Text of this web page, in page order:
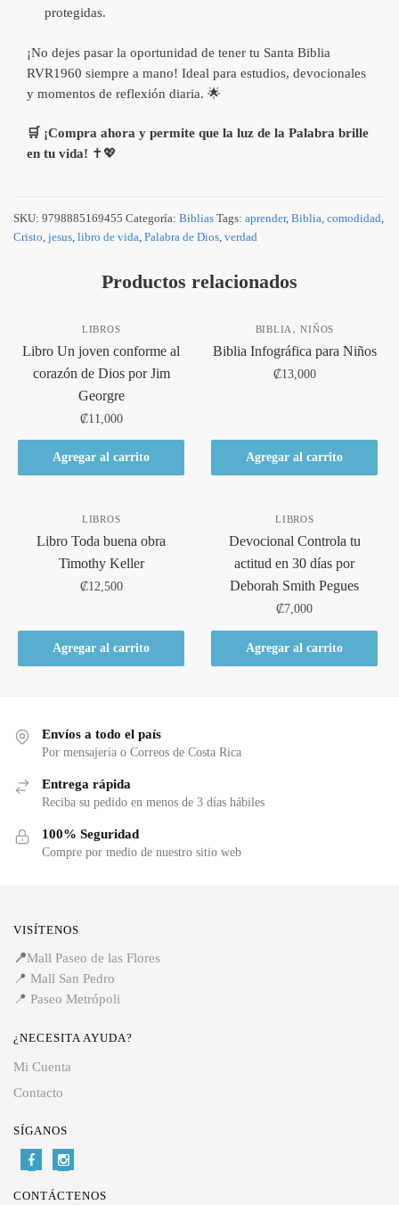
protegidas.
¡No dejes pasar la oportunidad de tener tu Santa Biblia
RVR1960 siempre a mano! Ideal para estudios, devocionales
y momentos de reflexión diaria. 🌟
🛒 ¡Compra ahora y permite que la luz de la Palabra brille
en tu vida! ✝️💖
SKU: 9798885169455 Categoría: Biblias Tags: aprender, Biblia, comodidad,
Cristo, jesus, libro de vida, Palabra de Dios, verdad
Productos relacionados
LIBROS
Libro Un joven conforme al
corazón de Dios por Jim
Georgre
₡11,000
Agregar al carrito
BIBLIA ,NIÑOS
Biblia Infográfica para Niños
₡13,000
Agregar al carrito
LIBROS
Libro Toda buena obra
Timothy Keller
₡12,500
Agregar al carrito
LIBROS
Devocional Controla tu
actitud en 30 días por
Deborah Smith Pegues
₡7,000
Agregar al carrito
Envíos a todo el país
Por mensajería o Correos de Costa Rica
Entrega rápida
Reciba su pedido en menos de 3 días hábiles
100% Seguridad
Compre por medio de nuestro sitio web
VISÍTENOS
📍Mall Paseo de las Flores
📍 Mall San Pedro
📍 Paseo Metrópoli
¿NECESITA AYUDA?
Mi Cuenta
Contacto
SÍGANOS
CONTÁCTENOS